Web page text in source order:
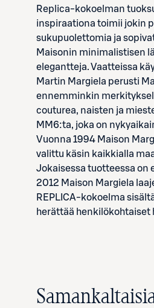
Replica-kokoelman
inspiraationa toimii jokin
sukupuolettomia ja
Maisonin minimalistisen
elegantteja. Vaatteissa
Martin Margiela perusti
ennemminkin
couturea, naisten ja
MM6:ta, joka on
Vuonna 1994 Maison
valittu käsin kaikkialla
Jokaisessa tuotteessa on
2012 Maison Margiela
REPLICA-kokoelma
herättää henkilökohtaiset